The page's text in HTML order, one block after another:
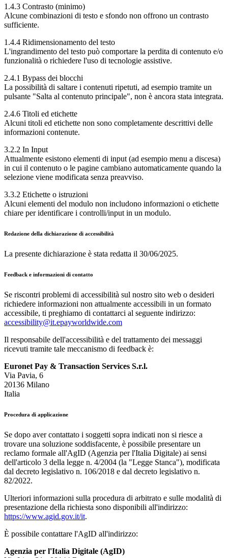
1.4.3 Contrasto (minimo)
Alcune combinazioni di testo e sfondo non offrono un contrasto
sufficiente.
1.4.4 Ridimensionamento del testo
L'ingrandimento del testo può comportare la perdita di contenuto e/o
funzionalità o richiedere l'uso di tecnologie assistive.
2.4.1 Bypass dei blocchi
La possibilità di saltare i contenuti ripetuti, ad esempio tramite un
pulsante "Salta al contenuto principale", non è ancora stata integrata.
2.4.6 Titoli ed etichette
Alcuni titoli ed etichette non sono completamente descrittivi delle
informazioni contenute.
3.2.2 In Input
Attualmente esistono elementi di input (ad esempio menu a discesa)
in cui il contenuto o le pagine cambiano automaticamente quando la
selezione viene modificata senza preavviso.
3.3.2 Etichette o istruzioni
Alcuni elementi del modulo non includono informazioni o etichette
chiare per identificare i controlli/input in un modulo.
Redazione della dichiarazione di accessibilità
La presente dichiarazione è stata redatta il 30/06/2025.
Feedback e informazioni di contatto
Se riscontri problemi di accessibilità sul nostro sito web o desideri
richiedere informazioni non attualmente accessibili in un formato
accessibile, ti preghiamo di contattarci al seguente indirizzo:
accessibility@it.epayworldwide.com
Il responsabile dell'accessibilità e del trattamento dei messaggi
ricevuti tramite tale meccanismo di feedback è:
Euronet Pay & Transaction Services S.r.l.
Via Pavia, 6
20136 Milano
Italia
Procedura di applicazione
Se dopo aver contattato i soggetti sopra indicati non si riesce a
trovare una soluzione soddisfacente, è possibile presentare un
reclamo formale all'AgID (Agenzia per l'Italia Digitale) ai sensi
dell'articolo 3 della legge n. 4/2004 (la "Legge Stanca"), modificata
dal decreto legislativo n. 106/2018 e dal decreto legislativo n.
82/2022.
Ulteriori informazioni sulla procedura di arbitrato e sulle modalità di
presentazione della richiesta sono disponibili all'indirizzo:
https://www.agid.gov.it/it.
È possibile contattare l'AgID all'indirizzo:
Agenzia per l'Italia Digitale (AgID)